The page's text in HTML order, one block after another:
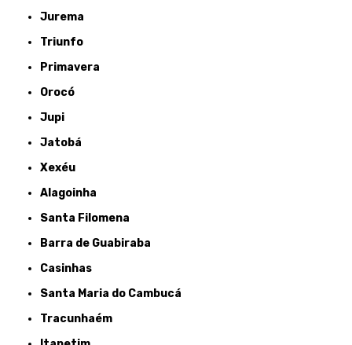
Jurema
Triunfo
Primavera
Orocó
Jupi
Jatobá
Xexéu
Alagoinha
Santa Filomena
Barra de Guabiraba
Casinhas
Santa Maria do Cambucá
Tracunhaém